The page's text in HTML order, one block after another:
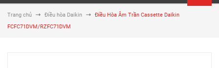
Trang chủ Điều hòa Daikin
Điều Hòa Âm Trần Cassette Daikin
FCFC71DVM/RZFC71DVM